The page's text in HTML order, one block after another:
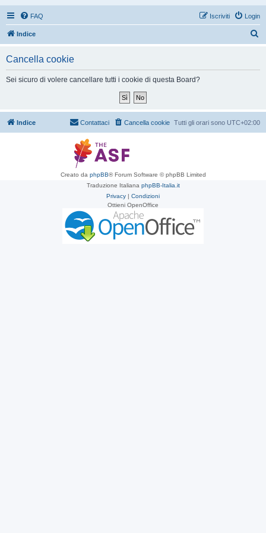
FAQ Login
Iscriviti
Indice
Cancella cookie
Sei sicuro di volere cancellare tutti i cookie di questa Board?
Indice Tutti gli orari sono UTC+02:00
Cancella cookie
Contattaci
Creato da phpBB® Forum Software © phpBB Limited
Traduzione Italiana phpBB-Italia.it
Privacy | Condizioni
Ottieni OpenOffice